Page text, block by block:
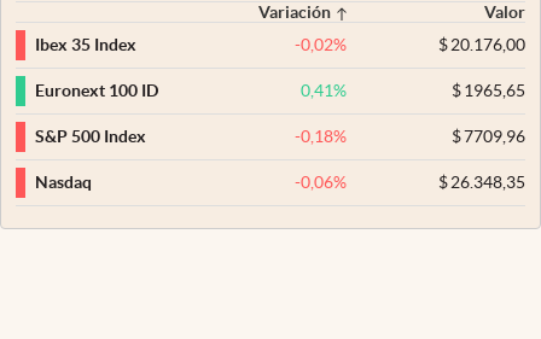
Variación
Valor
Ibex 35 Index
-0,02% $20.176,00
Euronext 100 ID 0,41% $1965,65
S&P 500 Index -0,18% $7709,96
Nasdaq -0,06% $26.348,35